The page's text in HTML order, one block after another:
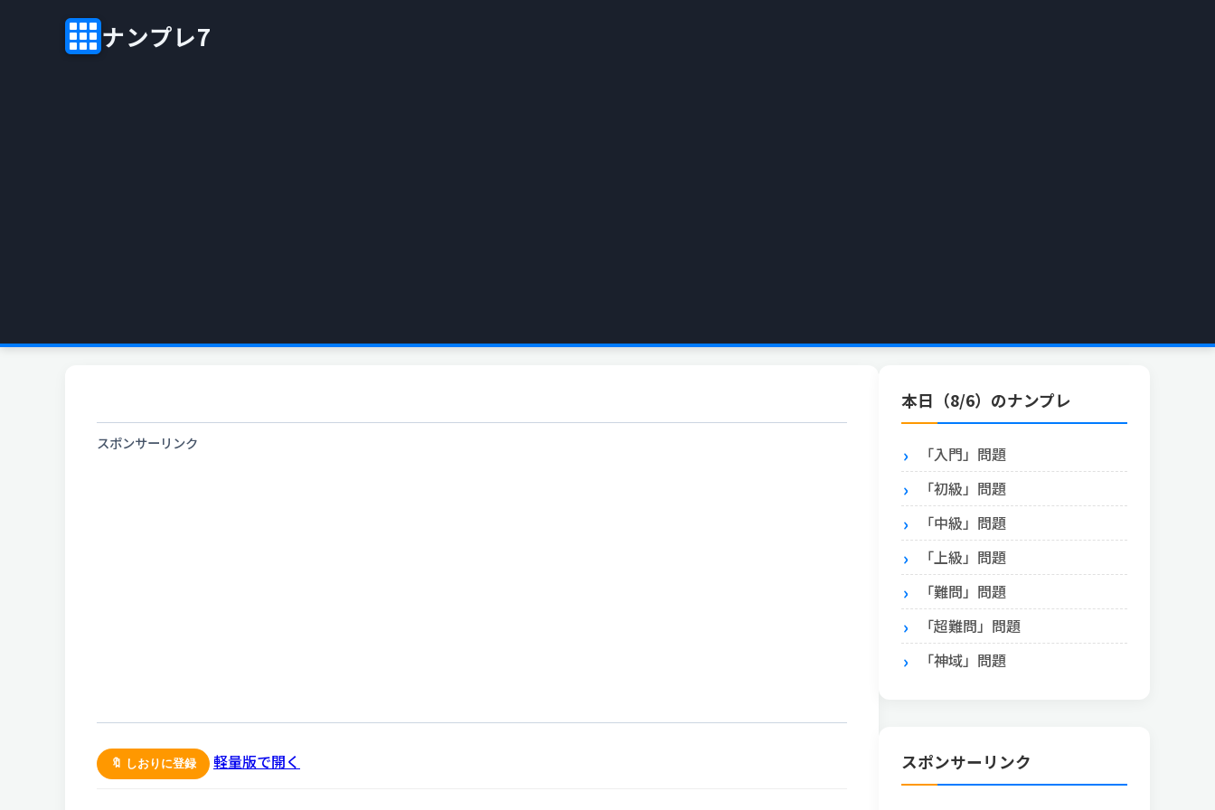
ナンプレ7
スポンサーリンク
🔖 しおりに登録 軽量版で開く
本日（8/6）のナンプレ
「入門」問題
「初級」問題
「中級」問題
「上級」問題
「難問」問題
「超難問」問題
「神域」問題
スポンサーリンク